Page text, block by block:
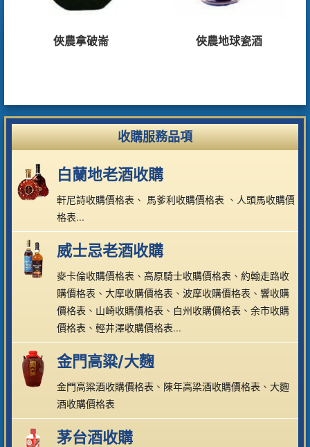
俠農拿破崙 俠農地球瓷酒
收購服務品項
白蘭地老酒收購
軒尼詩收購價格表 、 馬爹利收購價格表 、 人頭馬收購價
格表...
威士忌老酒收購
麥卡倫收購價格表 、 高原騎士收購價格表 、 約翰走路收
購價格表 、 大摩收購價格表 、 波摩收購價格表 、 響收購
價格表 、 山崎收購價格表 、 白州收購價格表 、 余市收購
價格表 、 輕井澤收購價格表...
金門高粱/大麴
金門高粱酒收購價格表 、 陳年高梁酒收購價格表 、 大麴
酒收購價格表
茅台酒收購